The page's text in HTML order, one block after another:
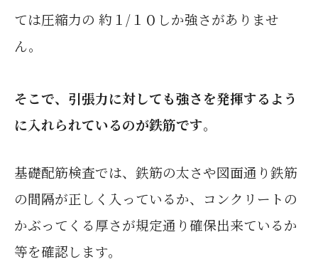
ては圧縮力の 約１/１０しか強さがありませ
ん。
そこで、 引張力に対しても強さを発揮するよう
に入れられているのが鉄筋です。
基礎配筋検査では、鉄筋の太さや図面通り鉄筋
の間隔が正しく入っているか、コンクリートの
かぶってくる厚さが規定通り確保出来ているか
等を確認します。